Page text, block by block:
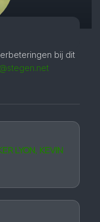
bij dit
LYON, KEVIN